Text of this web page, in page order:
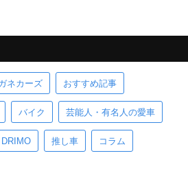
ネカーズ おすすめ記事
バイク 芸能人・有名人の愛車
DRIMO 推し車 コラム